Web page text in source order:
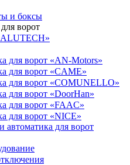
и боксы
ворот
для ворот «AN-Motors»
для ворот «CAME»
для ворот «COMUNELLO»
для ворот «DoorHan»
для ворот «FAAC»
для ворот «NICE»
автоматика для ворот